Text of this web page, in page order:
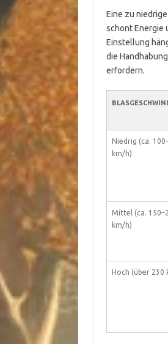
Eine zu
schont Energie
Einstellung
die
erfordern.
Niedrig (ca.
km/h)
Mittel (ca.
km/h)
Hoch (über 230